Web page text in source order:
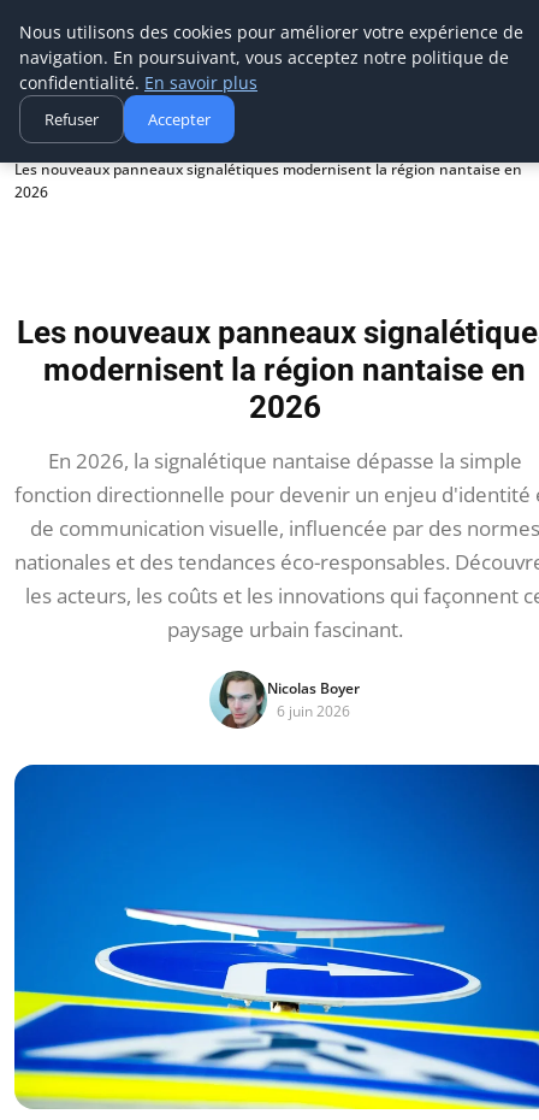
Aecme
Accueil
Les nouveaux panneaux signalétiques modernisent la région nantaise en
2026
Les nouveaux panneaux
modernisent la région nantaise en
2026
En 2026, la signalétique nantaise dépasse la simple
fonction directionnelle pour devenir un enjeu d'identité
de communication visuelle, influencée par des normes
nationales et des tendances éco-responsables.
les acteurs, les coûts et les innovations qui façonnent
paysage urbain fascinant.
Nicolas Boyer
6 juin 2026
Nous utilisons des cookies pour améliorer votre expérience de
navigation. En poursuivant, vous acceptez notre politique de
confidentialité. En savoir plus
Refuser Accepter